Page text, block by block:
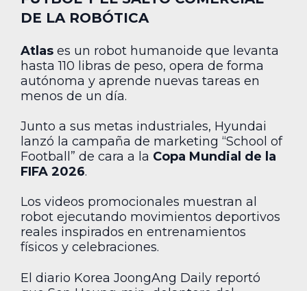
DE LA ROBÓTICA
Atlas es un robot humanoide que levanta
hasta 110 libras de peso, opera de forma
autónoma y aprende nuevas tareas en
menos de un día.
Junto a sus metas industriales, Hyundai
lanzó la campaña de marketing “School of
Football” de cara a la Copa Mundial de la
FIFA 2026.
Los videos promocionales muestran al
robot ejecutando movimientos deportivos
reales inspirados en entrenamientos
físicos y celebraciones.
El diario Korea JoongAng Daily reportó